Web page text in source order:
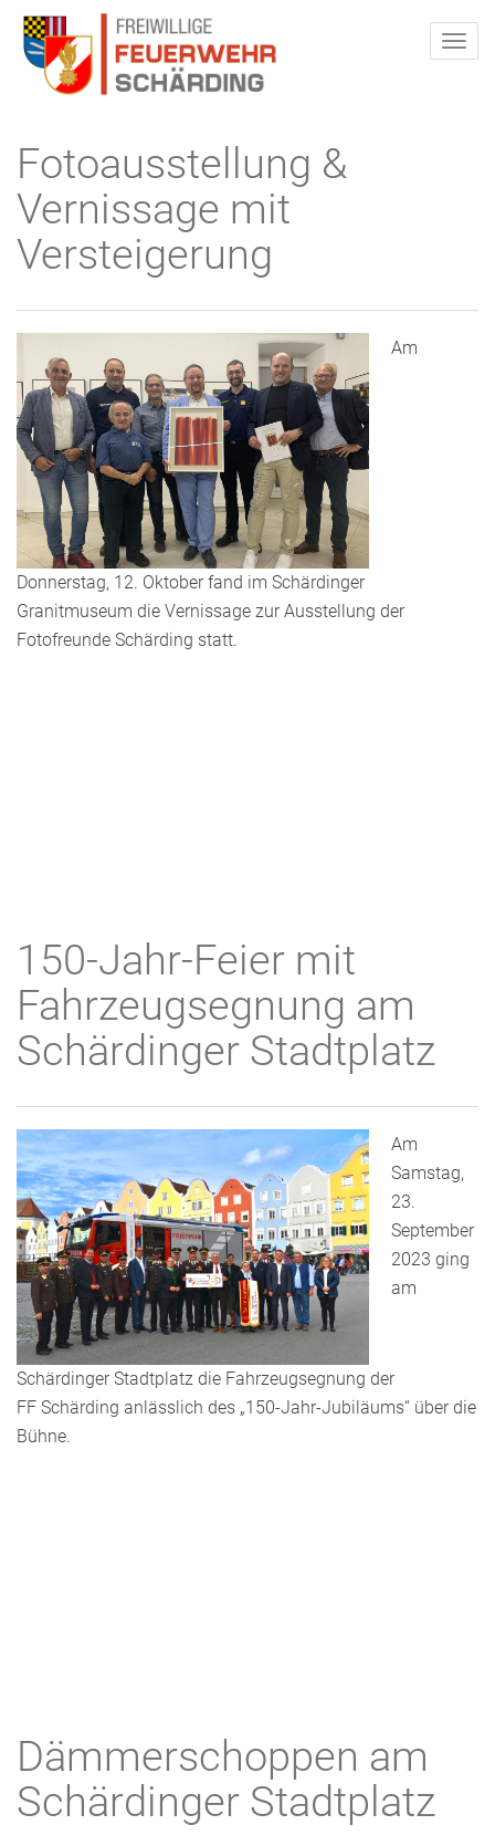
Fotoausstellung &
Vernissage mit
Versteigerung
Am
Donnerstag, 12. Oktober fand im Schärdinger
Granitmuseum die Vernissage zur Ausstellung der
Fotofreunde Schärding statt.
150-Jahr-Feier mit
Fahrzeugsegnung am
Schärdinger Stadtplatz
Am
Samstag,
23.
September
2023 ging
am
Schärdinger Stadtplatz die Fahrzeugsegnung der
FF Schärding anlässlich des „150-Jahr-Jubiläums“ über die
Bühne.
Dämmerschoppen am
Schärdinger Stadtplatz